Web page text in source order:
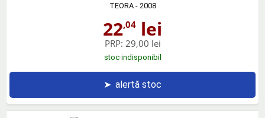
TEORA- 2008
22,04 lei
PRP: 29,00 lei
stoc indisponibil
➤ alertă stoc